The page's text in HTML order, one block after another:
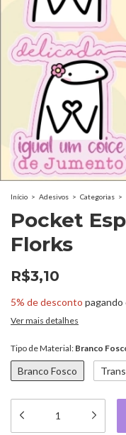
Início > Adesivos > Categorias >
Pocket
Florks
R$3,10
5% de desconto pagando
Ver mais detalhes
Tipo de Material: Branco
Branco Fosco